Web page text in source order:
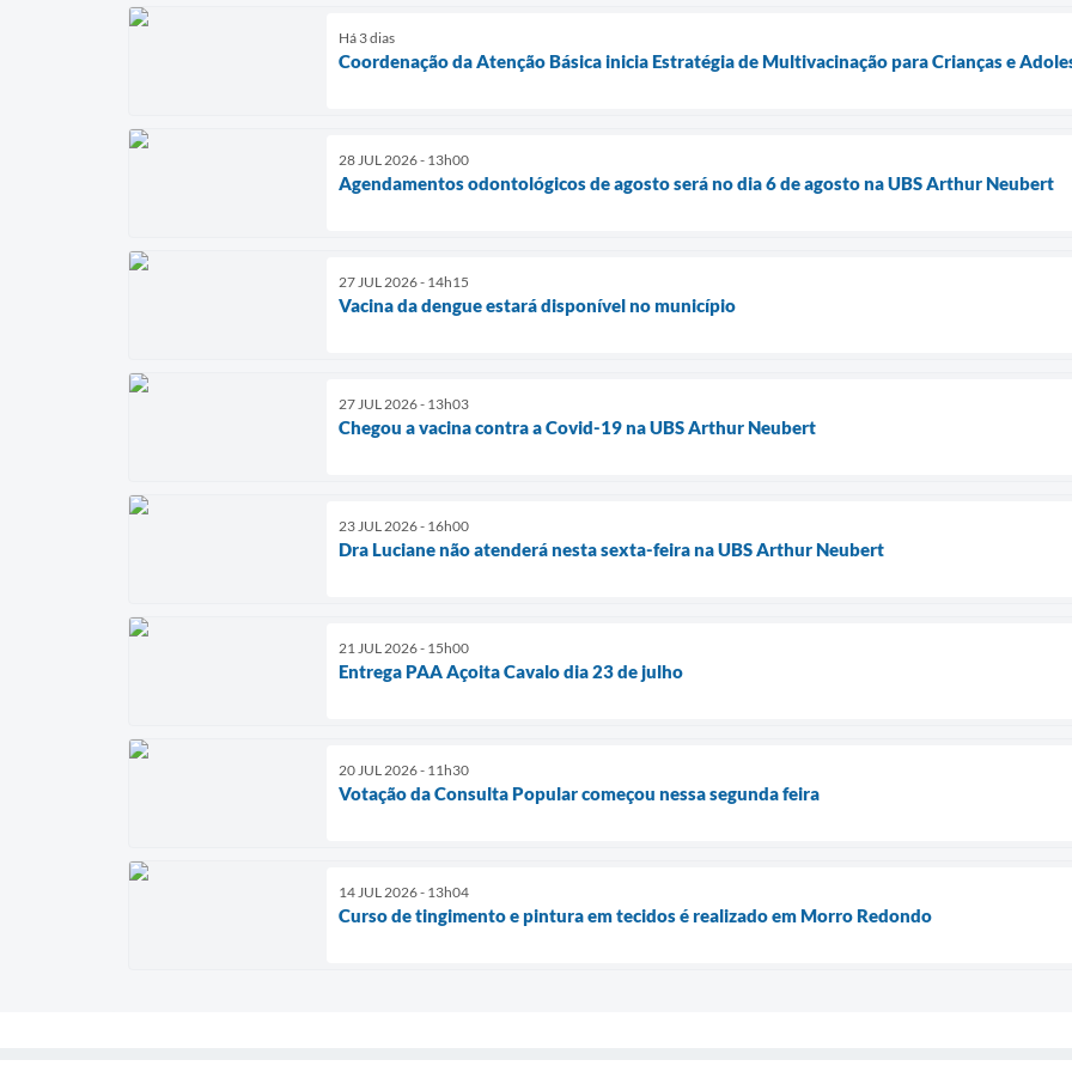
Há 3 dias
Coordenação da Atenção Básica inicia Estratégia de Multivacinação para Crianças e
28 JUL 2026 - 13h00
Agendamentos odontológicos de agosto será no dia 6 de agosto na UBS Arthur Neubert
27 JUL 2026 - 14h15
Vacina da dengue estará disponível no município
27 JUL 2026 - 13h03
Chegou a vacina contra a Covid-19 na UBS Arthur Neubert
23 JUL 2026 - 16h00
Dra Luciane não atenderá nesta sexta-feira na UBS Arthur Neubert
21 JUL 2026 - 15h00
Entrega PAA Açoita Cavalo dia 23 de julho
20 JUL 2026 - 11h30
Votação da Consulta Popular começou nessa segunda feira
14 JUL 2026 - 13h04
Curso de tingimento e pintura em tecidos é realizado em Morro Redondo